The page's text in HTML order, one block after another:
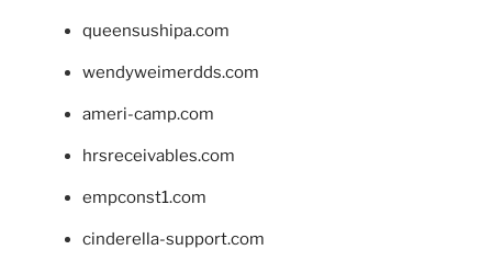
queensushipa.com
wendyweimerdds.com
ameri-camp.com
hrsreceivables.com
empconst1.com
cinderella-support.com